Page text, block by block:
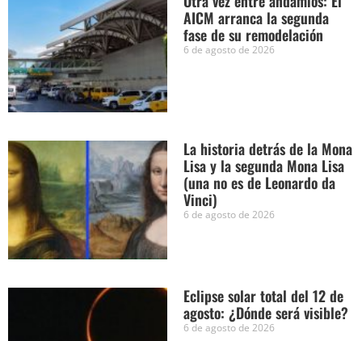
AICM arranca la segunda
fase de su remodelación
6 de agosto de 2026
La historia detrás de la Mona
Lisa y la segunda Mona Lisa
(una no es de Leonardo da
Vinci)
6 de agosto de 2026
Eclipse solar total del 12 de
agosto: ¿Dónde será visible?
6 de agosto de 2026